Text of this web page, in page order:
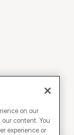
on our
content. You
experience or